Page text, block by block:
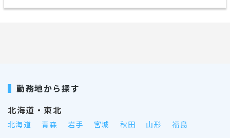
勤務地から探す
北海道・東北
北海道 青森 岩手 宮城 秋田 山形 福島